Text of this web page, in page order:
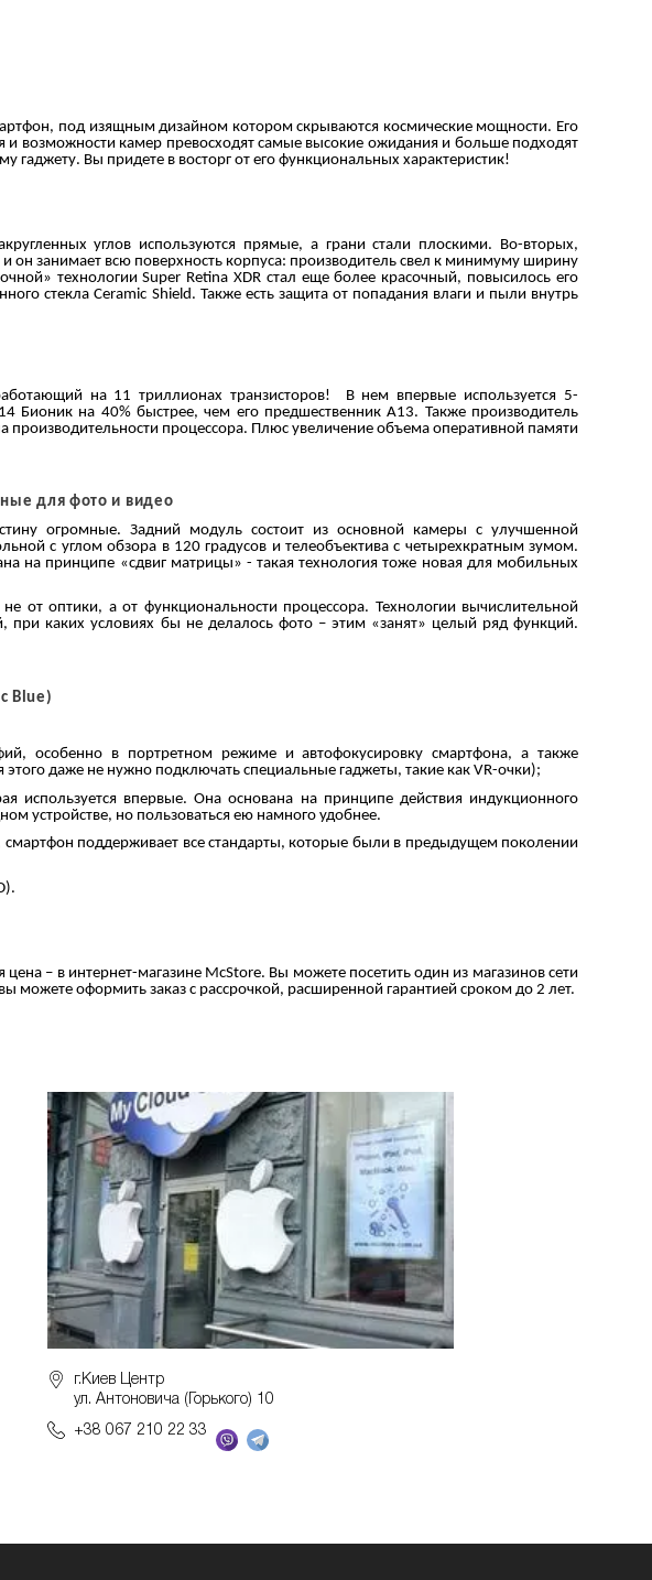
под изящным дизайном котором скрываются космические мощности. Его
и возможности камер превосходят самые высокие ожидания и больше подходят
Вы придете в восторг от его функциональных характеристик!
углов используются прямые, а грани стали плоскими. Во-вторых,
занимает всю поверхность корпуса: производитель свел к минимуму ширину
технологии Super Retina XDR стал еще более красочный, повысилось его
стекла Ceramic Shield. Также есть защита от попадания влаги и пыли внутрь
на 11 триллионах транзисторов! В нем впервые используется 5-
Бионик на 40% быстрее, чем его предшественник А13. Также производитель
производительности процессора. Плюс увеличение объема оперативной памяти
для фото и видео
огромные. Задний модуль состоит из основной камеры с улучшенной
с углом обзора в 120 градусов и телеобъектива с четырехкратным зумом.
на принципе «сдвиг матрицы» - такая технология тоже новая для мобильных
от оптики, а от функциональности процессора. Технологии вычислительной
при каких условиях бы не делалось фото – этим «занят» целый ряд функций.
Blue)
особенно в портретном режиме и автофокусировку смартфона, а также
даже не нужно подключать специальные гаджеты, такие как VR-очки);
используется впервые. Она основана на принципе действия индукционного
устройстве, но пользоваться ею намного удобнее.
поддерживает все стандарты, которые были в предыдущем поколении
– в интернет-магазине McStore. Вы можете посетить один из магазинов сети
можете оформить заказ с рассрочкой, расширенной гарантией сроком до 2 лет.
г.Киев Центр
ул. Антоновича (Горького) 10
+38 067 210 22 33